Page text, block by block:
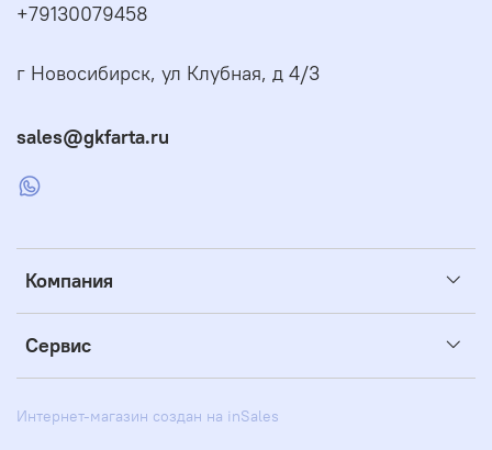
Компания
Сервис
+79130079458
г Новосибирск, ул Клубная, д 4/3
sales@gkfarta.ru
Интернет-магазин создан на inSales